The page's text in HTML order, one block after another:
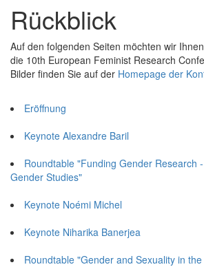
Rückblick
Auf den folgenden Seiten möchten wir
die 10th European Feminist Research
Bilder finden Sie auf der Homepage der
Eröffnung
Keynote Alexandre Baril
Roundtable "Funding Gender Research
Gender Studies"
Keynote Noémi Michel
Keynote Niharika Banerjea
Roundtable "Gender and Sexuality in